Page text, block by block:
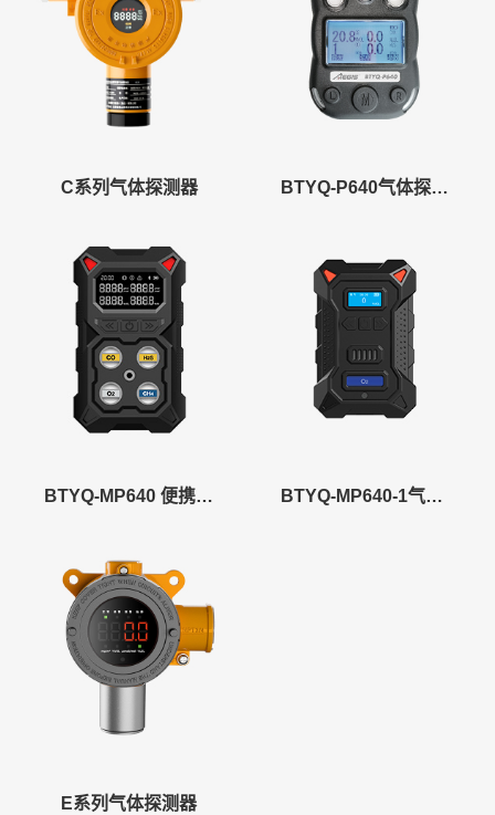
C系列气体探测器 BTYQ-P640气体探测器
BTYQ-MP640 便携式气体探测器 BTYQ-MP640-1气体探测器
E系列气体探测器